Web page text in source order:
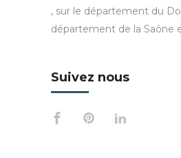
, sur le département du
département de la Saône
Suivez nous